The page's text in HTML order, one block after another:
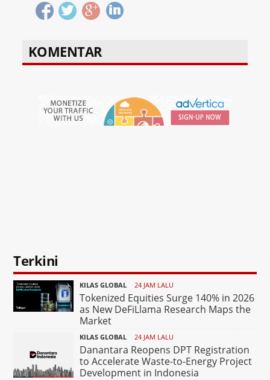
KOMENTAR
Terkini
KILAS GLOBAL 24 JAM LALU
Tokenized Equities Surge 140% in 2026
as New DeFiLlama Research Maps the
Market
KILAS GLOBAL 24 JAM LALU
Danantara Reopens DPT Registration
to Accelerate Waste-to-Energy Project
Development in Indonesia